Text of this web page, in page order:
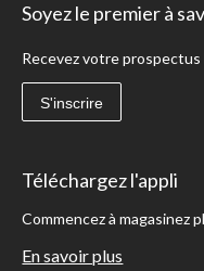
Soyez le premier à
Recevez votre
S'inscrire
Téléchargez l'appli
Commencez à magasinez
En savoir plus